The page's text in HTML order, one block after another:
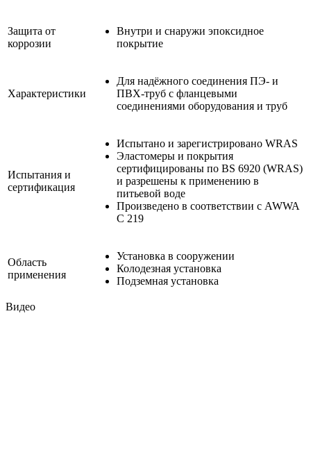
Защита от
коррозии
Внутри и снаружи эпоксидное
покрытие
Характеристики
Для надёжного соединения ПЭ- и
ПВХ-труб с фланцевыми
соединениями оборудования и труб
Испытания и
сертификация
Испытано и зарегистрировано WRAS
Эластомеры и покрытия
сертифицированы по BS 6920 (WRAS)
и разрешены к применению в
питьевой воде
Произведено в соответствии с AWWA
C 219
Область
применения
Установка в сооружении
Колодезная установка
Подземная установка
Видео